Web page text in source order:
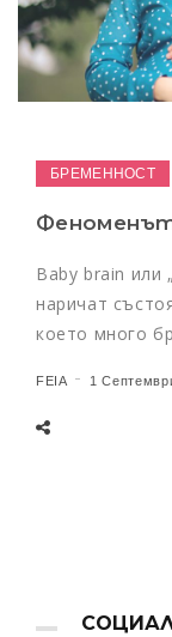
БРЕМЕННОСТ
Baby brain или
наричат
което много
FEIA 1